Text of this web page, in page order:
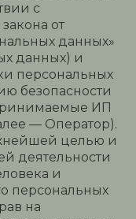
с
от
данных»
данных) и
персональных
безопасности
ИП
— Оператор).
целью и
деятельности
и
персональных
на